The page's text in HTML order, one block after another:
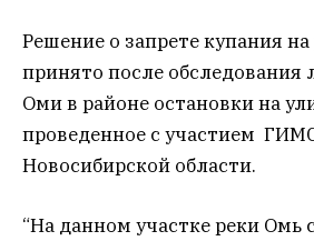
Решение о запрете купания
принято после обследования
Оми в районе остановки на
проведенное с участием
Новосибирской области.
“На данном участке реки Омь